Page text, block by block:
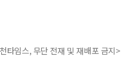
타임스, 무단 전재 및 재배포 금지>